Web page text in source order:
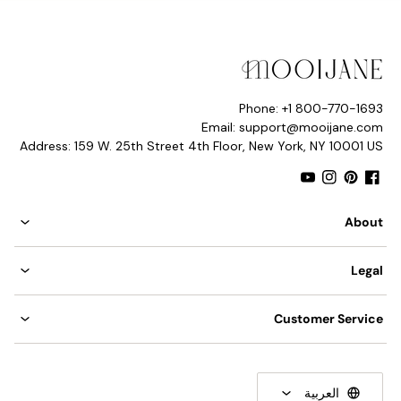
Phone: +1 800-770-1693
Email: support@mooijane.com
Address: 159 W. 25th Street 4th Floor, New York, NY 10001 US
About
Legal
Customer Service
العربية